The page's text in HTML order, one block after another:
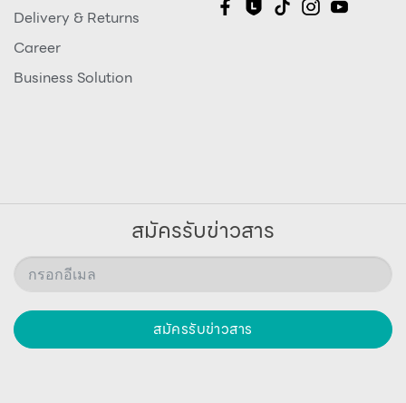
Delivery & Returns
Career
Business Solution
สมัครรับข่าวสาร
สมัครรับข่าวสาร